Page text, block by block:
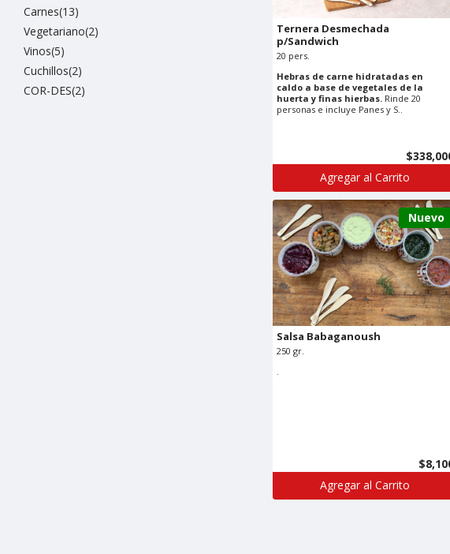
Carnes(13)
Vegetariano(2)
Vinos(5)
Cuchillos(2)
COR-DES(2)
Ternera Desmechada
p/Sandwich
20 pers.
Hebras de carne hidratadas en
caldo a base de vegetales de la
huerta y finas hierbas. Rinde 20
personas e incluye Panes y S..
Agregar al Carrito
Nuevo
Salsa Babaganoush
250 gr.
Agregar al Carrito